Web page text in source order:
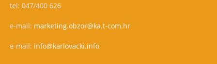
tel: 047/400 626
e-mail: marketing.obzor@ka.t-com.hr
e-mail: info@karlovacki.info